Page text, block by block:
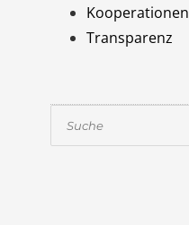
Kooperationen
Transparenz
Suchen